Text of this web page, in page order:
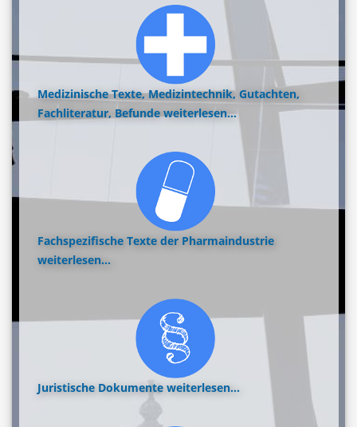
Medizinische Texte, Medizintechnik, Gutachten,
Fachliteratur, Befunde weiterlesen...
Fachspezifische Texte der Pharmaindustrie
weiterlesen...
Juristische Dokumente weiterlesen...